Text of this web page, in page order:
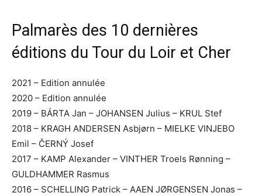
Palmarès des 10 dernières
éditions du Tour du Loir et Cher
2021 – Edition annulée
2020 – Edition annulée
2019 – BÁRTA Jan – JOHANSEN Julius – KRUL Stef
2018 – KRAGH ANDERSEN Asbjørn – MIELKE VINJEBO
Emil – ČERNÝ Josef
2017 – KAMP Alexander – VINTHER Troels Rønning –
GULDHAMMER Rasmus
2016 – SCHELLING Patrick – AAEN JØRGENSEN Jonas –